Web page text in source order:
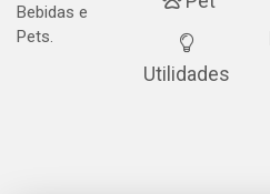
Bebidas e
Pets.
Utilidades